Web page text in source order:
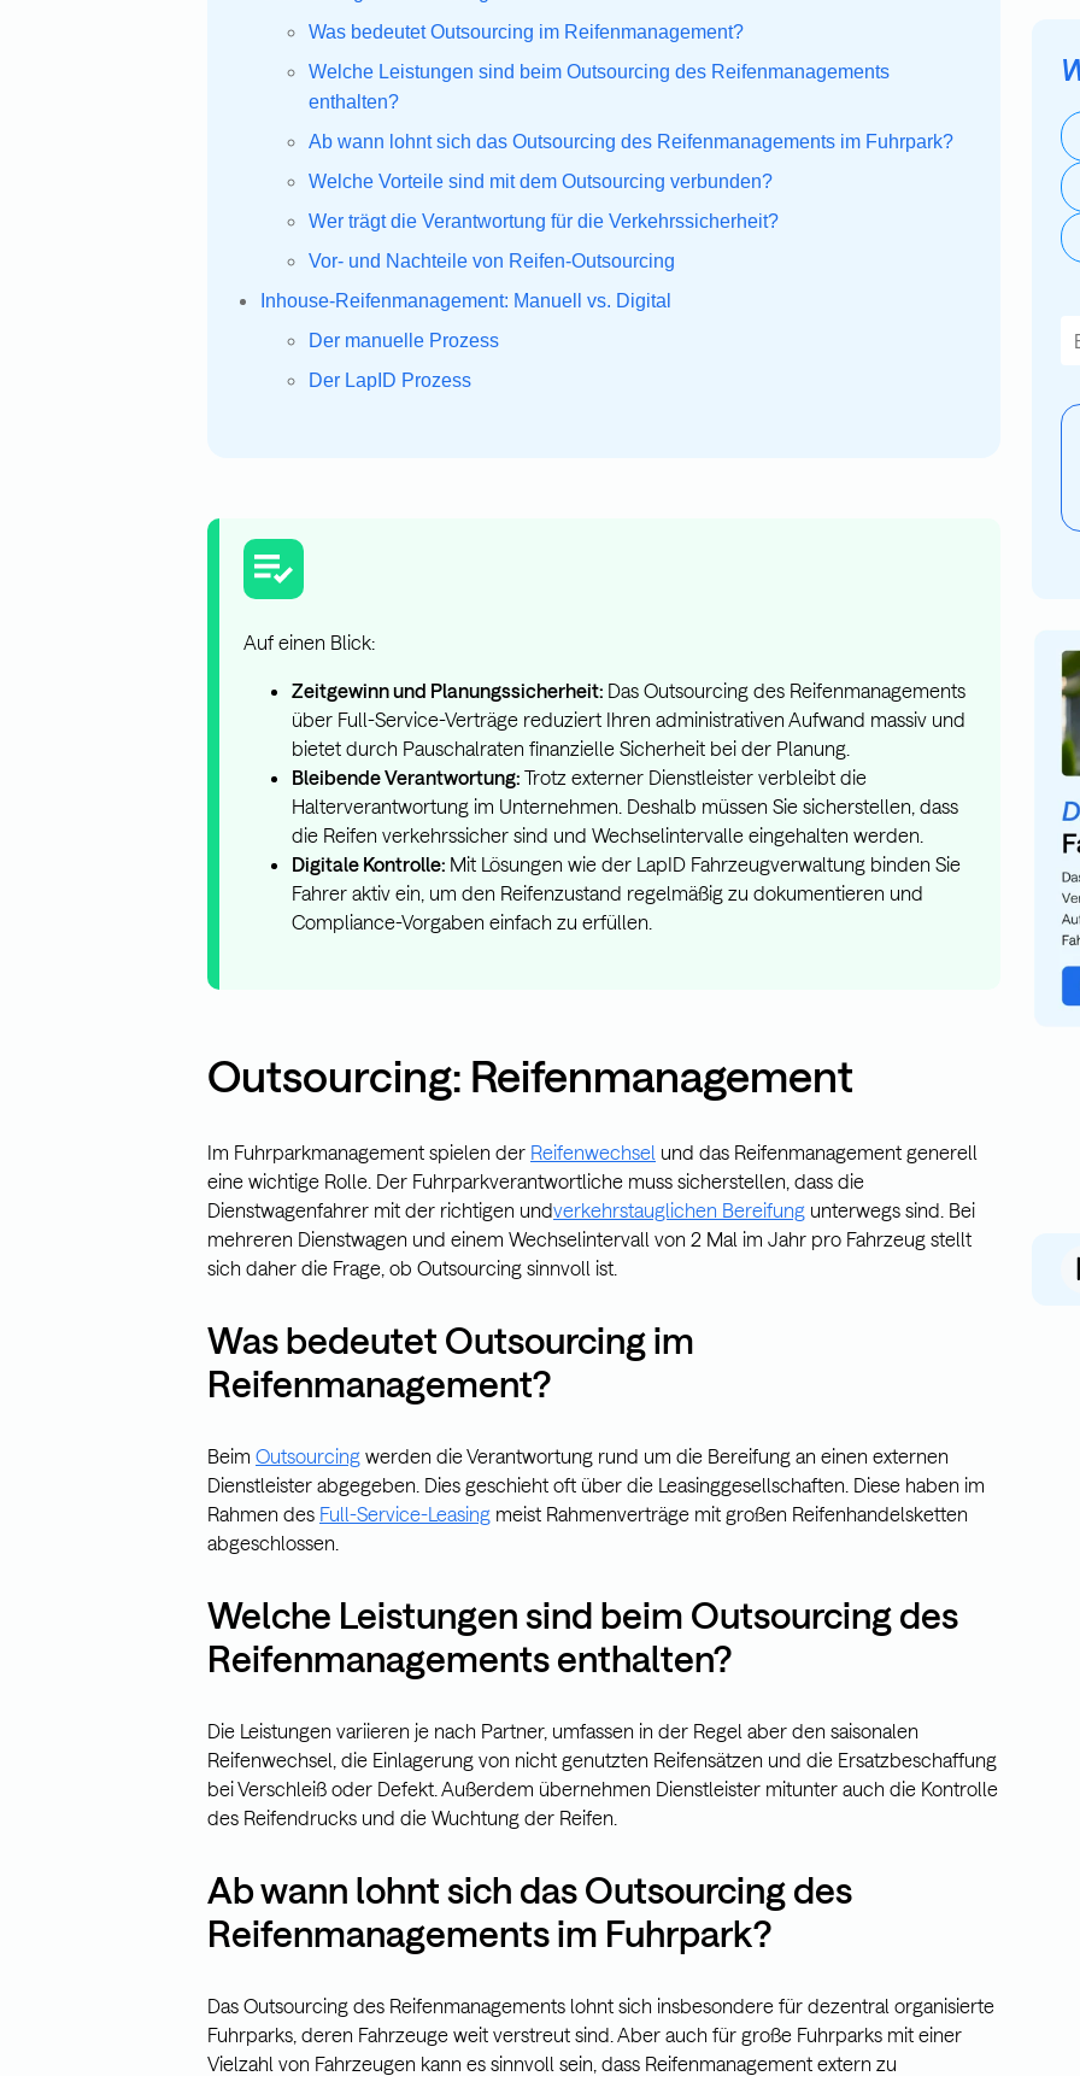
Was bedeutet Outsourcing im Reifenmanagement?
Welche Leistungen sind beim Outsourcing des Reifenmanagements
enthalten?
Ab wann lohnt sich das Outsourcing des Reifenmanagements im Fuhrpark?
Welche Vorteile sind mit dem Outsourcing verbunden?
Wer trägt die Verantwortung für die Verkehrssicherheit?
Vor- und Nachteile von Reifen-Outsourcing
Inhouse-Reifenmanagement: Manuell vs. Digital
Der manuelle Prozess
Der LapID Prozess
Auf einen Blick:
Zeitgewinn und Planungssicherheit: Das Outsourcing des Reifenmanagements
über Full-Service-Verträge reduziert Ihren administrativen Aufwand massiv und
bietet durch Pauschalraten finanzielle Sicherheit bei der Planung.
Bleibende Verantwortung: Trotz externer Dienstleister verbleibt die
Halterverantwortung im Unternehmen. Deshalb müssen Sie sicherstellen, dass
die Reifen verkehrssicher sind und Wechselintervalle eingehalten werden.
Digitale Kontrolle: Mit Lösungen wie der LapID Fahrzeugverwaltung binden Sie
Fahrer aktiv ein, um den Reifenzustand regelmäßig zu dokumentieren und
Compliance-Vorgaben einfach zu erfüllen.
Outsourcing: Reifenmanagement
Im Fuhrparkmanagement spielen der Reifenwechsel und das Reifenmanagement generell
eine wichtige Rolle. Der Fuhrparkverantwortliche muss sicherstellen, dass die
Dienstwagenfahrer mit der richtigen undverkehrstauglichen Bereifung unterwegs sind. Bei
mehreren Dienstwagen und einem Wechselintervall von 2 Mal im Jahr pro Fahrzeug stellt
sich daher die Frage, ob Outsourcing sinnvoll ist.
Was bedeutet Outsourcing im
Reifenmanagement?
Beim Outsourcing werden die Verantwortung rund um die Bereifung an einen externen
Dienstleister abgegeben. Dies geschieht oft über die Leasinggesellschaften. Diese haben im
Rahmen des Full-Service-Leasing meist Rahmenverträge mit großen Reifenhandelsketten
abgeschlossen.
Welche Leistungen sind beim Outsourcing des
Reifenmanagements enthalten?
Die Leistungen variieren je nach Partner, umfassen in der Regel aber den saisonalen
Reifenwechsel, die Einlagerung von nicht genutzten Reifensätzen und die Ersatzbeschaffung
bei Verschleiß oder Defekt. Außerdem übernehmen Dienstleister mitunter auch die Kontrolle
des Reifendrucks und die Wuchtung der Reifen.
Ab wann lohnt sich das Outsourcing des
Reifenmanagements im Fuhrpark?
Das Outsourcing des Reifenmanagements lohnt sich insbesondere für dezentral organisierte
Fuhrparks, deren Fahrzeuge weit verstreut sind. Aber auch für große Fuhrparks mit einer
Vielzahl von Fahrzeugen kann es sinnvoll sein, dass Reifenmanagement extern zu